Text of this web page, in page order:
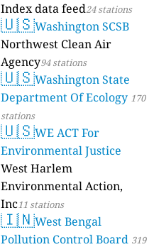
Index data feed24 stations
🇺🇸Washington SCSB
Northwest Clean Air
Agency94 stations
🇺🇸Washington State
Department Of Ecology 170
stations
🇺🇸WE ACT For
Environmental Justice
West Harlem
Environmental Action,
Inc11 stations
🇮🇳West Bengal
Pollution Control Board 319